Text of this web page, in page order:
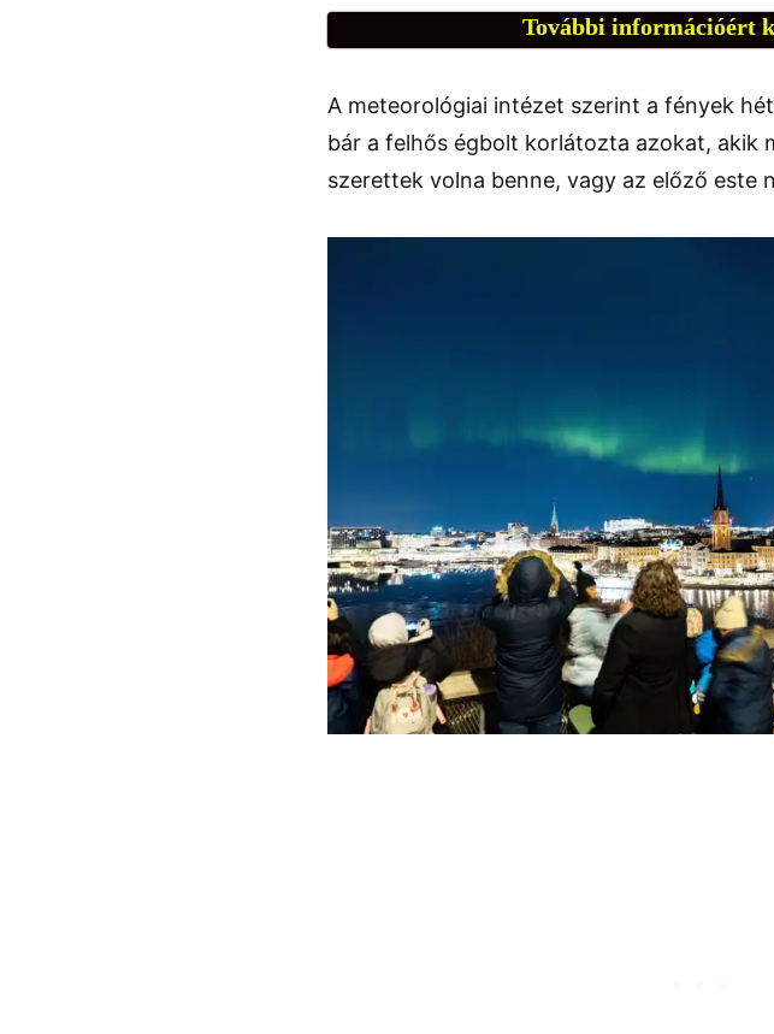
További információért
A meteorológiai intézet szerint a fények
bár a felhős égbolt korlátozta azokat, akik
szerettek volna benne, vagy az előző este